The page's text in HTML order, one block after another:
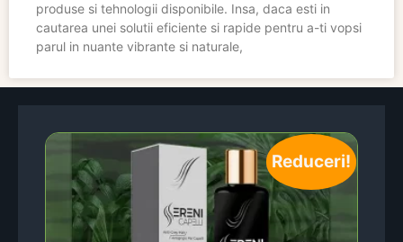
produse si tehnologii disponibile. Insa, daca esti in
cautarea unei solutii eficiente si rapide pentru a-ti vopsi
parul in nuante vibrante si naturale,
Reduceri!